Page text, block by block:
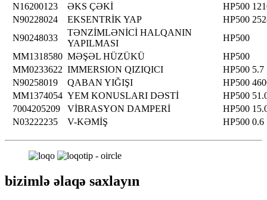
N16200123
ƏKS ÇƏKİ HP500
N90228024
EKSENTRİK YAP HP500
N90248033
TƏNZİMLƏNİCİ HALQANIN
YAPILMASI
HP500
MM1318580 MƏŞƏL HÜZÜKÜ
HP500
MM0233622 IMMERSION QIZIQICI HP500 5.7
N90258019
QABAN YIĞIŞI HP500
MM1374054 YEM KONUSLARI DƏSTİ HP500
7004205209
VİBRASYON DAMPERİ HP500
N03222235
V-KƏMİŞ HP500 0.6
bizimlə əlaqə saxlayın